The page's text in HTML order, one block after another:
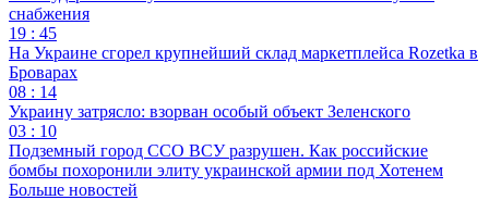
снабжения
19 : 45
На Украине сгорел крупнейший склад маркетплейса Rozetka в
Броварах
08 : 14
Украину затрясло: взорван особый объект Зеленского
03 : 10
Подземный город ССО ВСУ разрушен. Как российские
бомбы похоронили элиту украинской армии под Хотенем
Больше новостей